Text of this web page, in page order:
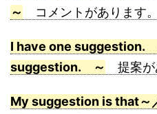
～
コメントがあります
I have one suggestion.
suggestion. ～
提案が
My suggestion is that